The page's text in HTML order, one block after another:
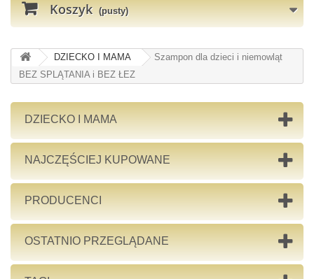
Koszyk (pusty)
DZIECKO I MAMA
Szampon dla dzieci i niemowląt
BEZ SPLĄTANIA i BEZ ŁEZ
DZIECKO I MAMA
NAJCZĘŚCIEJ KUPOWANE
PRODUCENCI
OSTATNIO PRZEGLĄDANE